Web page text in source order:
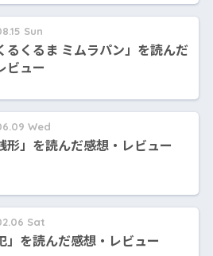
Sun
るくるま ミムラパン」を読んだ
ビュー
Wed
形」を読んだ感想・レビュー
Sat
」を読んだ感想・レビュー